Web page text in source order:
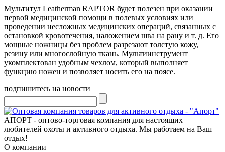
Мультитул Leatherman RAPTOR будет полезен при оказании
первой медицинской помощи в полевых условиях или
проведении несложных медицинских операций, связанных с
остановкой кровотечения, наложением шва на рану и т. д. Его
мощные ножницы без проблем разрезают толстую кожу,
резину или многослойную ткань. Мультиинструмент
укомплектован удобным чехлом, который выполняет
функцию ножен и позволяет носить его на поясе.
подпишитесь на новости
АПОРТ - оптово-торговая компания для настоящих
любителей охоты и активного отдыха. Мы работаем на Ваш
отдых!
О компании